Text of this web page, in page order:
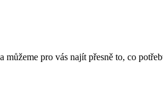
pro vás najít přesně to, co